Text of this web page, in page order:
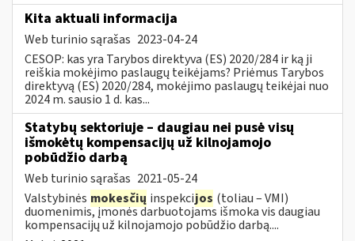
Kita aktuali informacija
Web turinio sąrašas 2023-04-24
CESOP: kas yra Tarybos direktyva (ES) 2020/284 ir ką ji
reiškia mokėjimo paslaugų teikėjams? Priėmus Tarybos
direktyvą (ES) 2020/284, mokėjimo paslaugų teikėjai nuo
2024 m. sausio 1 d. kas...
Statybų sektoriuje – daugiau nei pusė visų
išmokėtų kompensacijų už kilnojamojo
pobūdžio darbą
Web turinio sąrašas 2021-05-24
Valstybinės mokesčių inspekcijos (toliau – VMI)
duomenimis, įmonės darbuotojams išmoka vis daugiau
kompensacijų už kilnojamojo pobūdžio darbą....